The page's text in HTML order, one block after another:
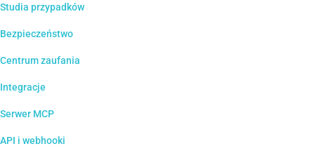
Studia przypadków
Bezpieczeństwo
Centrum zaufania
Integracje
Serwer MCP
API i webhooki